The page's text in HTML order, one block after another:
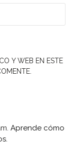
Y WEB EN ESTE
Aprende cómo